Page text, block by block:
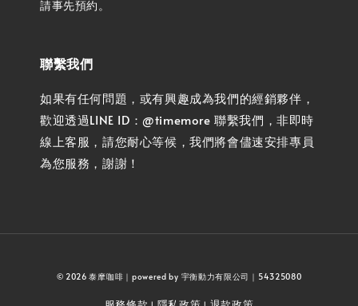
請事先預約。
聯繫我們
如果有任何問題，或有興趣成為我們的經銷夥伴，
歡迎透過LINE ID：@timemore 聯繫我們，非即時
線上客服，請您耐心等候，我們將會儘速安排專員
為您服務，謝謝！
© 2026 泰摩咖啡｜powered by 宇衡動力有限公司｜54325080